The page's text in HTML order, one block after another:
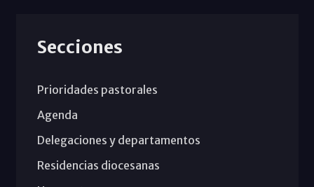
Secciones
Prioridades pastorales
Agenda
Delegaciones y departamentos
Residencias diocesanas